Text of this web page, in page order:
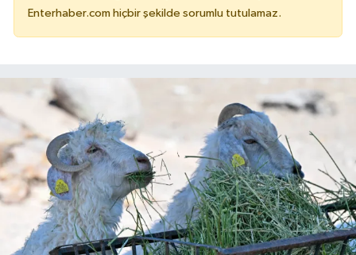
Enterhaber.com hiçbir şekilde sorumlu tutulamaz.